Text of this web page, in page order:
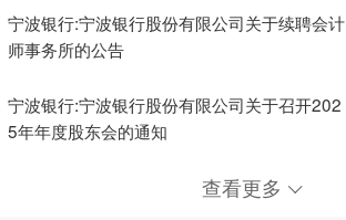
宁波银行:宁波银行股份有限公司关于续聘会计
师事务所的公告
宁波银行:宁波银行股份有限公司关于召开202
5年年度股东会的通知
查看更多